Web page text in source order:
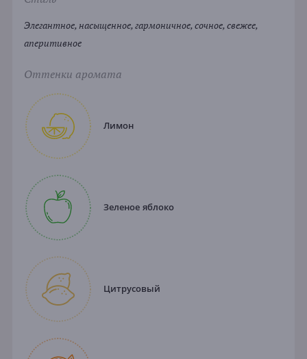
Элегантное, насыщенное, гармоничное, сочное, свежее,
аперитивное
Оттенки аромата
Лимон
Зеленое яблоко
Цитрусовый